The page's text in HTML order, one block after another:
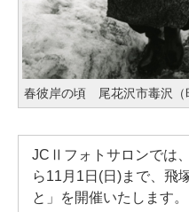
春彼岸の頃 尾花沢市毒沢（
JCⅡフォトサロンでは
ら11月1日(日)まで、飛
と」を開催いたします。